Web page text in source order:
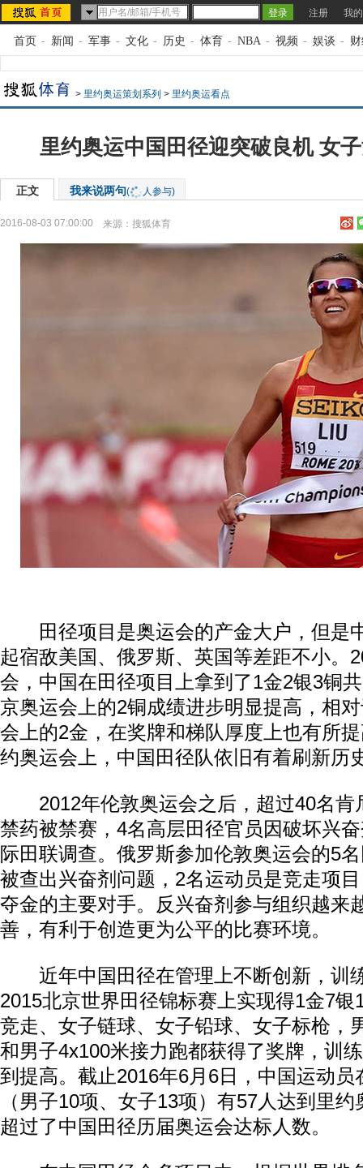
注册 我
首页 - 新闻 - 军事 - 文化 - 历史 - 体育 - NBA - 视频 - 娱谈 -
> 里约奥运策划系列 > 里约奥运看点
里约奥运中国田径迎突破良机 女
正文 我来说两句( 人参与)
2016-08-03 07:00:00 来源： 搜狐体育
田径项目是奥运会的产金大户，但是
起宿敌美国、俄罗斯、英国等差距不小。
会，中国在田径项目上拿到了1金2银3铜
京奥运会上的2铜成绩进步明显提高，相
会上的2金，在奖牌和梯队厚度上也有所
约奥运会上，中国田径队依旧有着刷新历
2012年伦敦奥运会之后，超过40名肯
禁药被禁赛，4名高层田径官员因破坏兴
际田联调查。俄罗斯参加伦敦奥运会的5
被查出兴奋剂问题，2名运动员是竞走项
夺金的主要对手。反兴奋剂参与组织越来
善，有利于创造更为公平的比赛环境。
近年中国田径在管理上不断创新，训
2015北京世界田径锦标赛上实现得1金7
竞走、女子链球、女子铅球、女子标枪，
和男子4x100米接力跑都获得了奖牌，训
到提高。截止2016年6月6日，中国运动员
（男子10项、女子13项）有57人达到里
超过了中国田径历届奥运会达标人数。